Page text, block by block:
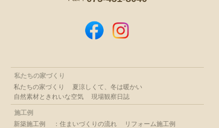
私たちの家づくり
私たちの家づくり
夏涼しくて、冬は暖かい
自然素材ときれいな空気
現場観察日誌
施工例
新築施工例
：住まいづくりの流れ
リフォーム施工例